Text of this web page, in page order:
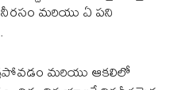
మరియు ఏ పని
మరియు ఆకలిలో